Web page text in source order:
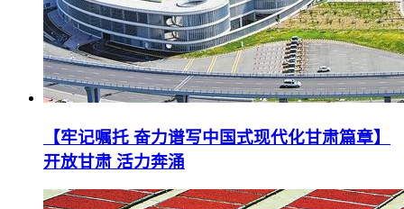
【牢记嘱托 奋力谱写中国式现代化甘肃篇章】
开放甘肃 活力奔涌